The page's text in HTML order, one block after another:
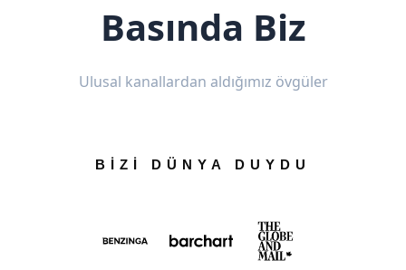
Basında Biz
Ulusal kanallardan aldığımız övgüler
BİZİ DÜNYA DUYDU